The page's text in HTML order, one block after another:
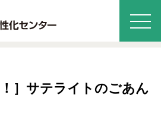
！］サテライトのごあん